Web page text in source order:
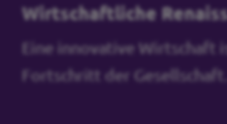
Wirtschaftliche
Eine innovative Wirtschaft
Fortschritt der Gesellschaft.